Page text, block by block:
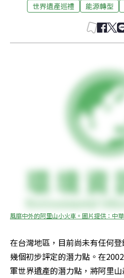
世界遺產巡禮 能源轉型
風靡中外的阿里山小火車。圖片提供：中
在台灣地區，目前尚未有任何
幾個初步評定的潛力點。在
軍世界遺產的潛力點，將阿里